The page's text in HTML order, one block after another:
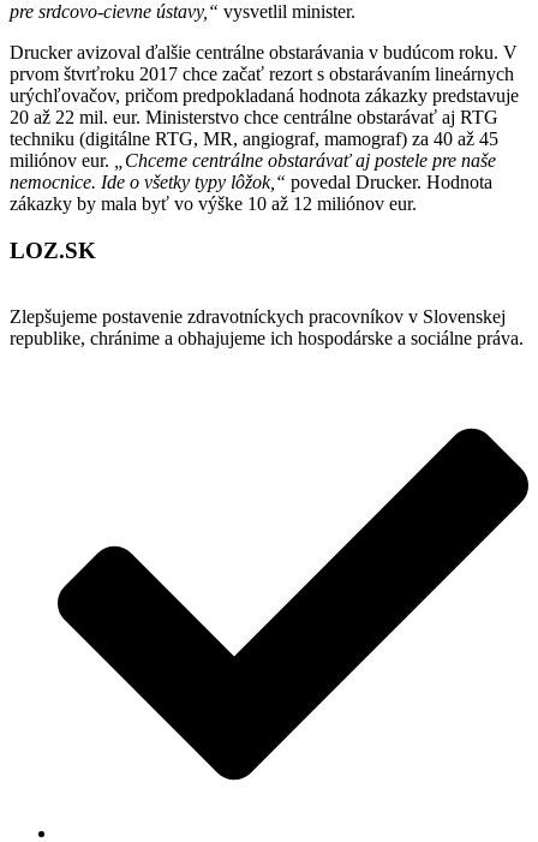
pre srdcovo-cievne ústavy,“ vysvetlil minister.
Drucker avizoval ďalšie centrálne obstarávania v budúcom roku. V
prvom štvrťroku 2017 chce začať rezort s obstarávaním lineárnych
urýchľovačov, pričom predpokladaná hodnota zákazky predstavuje
20 až 22 mil. eur. Ministerstvo chce centrálne obstarávať aj RTG
techniku (digitálne RTG, MR, angiograf, mamograf) za 40 až 45
miliónov eur.
„Chceme centrálne obstarávať aj postele pre naše
nemocnice. Ide o všetky typy lôžok,“ povedal Drucker. Hodnota
zákazky by mala byť vo výške 10 až 12 miliónov eur.
LOZ.SK
Zlepšujeme postavenie zdravotníckych pracovníkov v Slovenskej
republike, chránime a obhajujeme ich hospodárske a sociálne práva.